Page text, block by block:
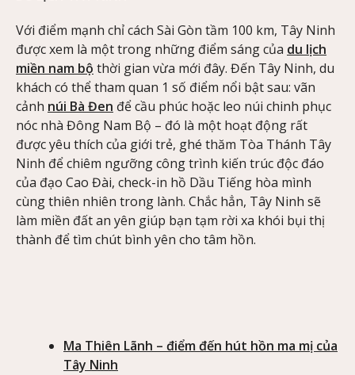
Với điểm mạnh chỉ cách Sài Gòn tầm 100 km, Tây Ninh
được xem là một trong những điểm sáng của du lịch
miền nam bộ thời gian vừa mới đây. Đến Tây Ninh, du
khách có thể tham quan 1 số điểm nổi bật sau: vãn
cảnh núi Bà Đen để cầu phúc hoặc leo núi chinh phục
nóc nhà Đông Nam Bộ – đó là một hoạt động rất
được yêu thích của giới trẻ, ghé thăm Tòa Thánh Tây
Ninh để chiêm ngưỡng công trình kiến trúc độc đáo
của đạo Cao Đài, check-in hồ Dầu Tiếng hòa mình
cùng thiên nhiên trong lành. Chắc hẳn, Tây Ninh sẽ
làm miền đất an yên giúp bạn tạm rời xa khói bụi thị
thành để tìm chút bình yên cho tâm hồn.
Ma Thiên Lãnh – điểm đến hút hồn ma mị của
Tây Ninh